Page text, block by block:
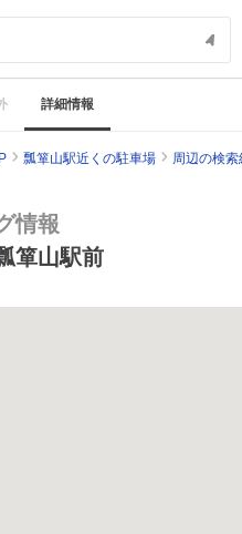
詳細情報
瓢箪山駅近くの駐車場 周辺の検索
情報
箪山駅前